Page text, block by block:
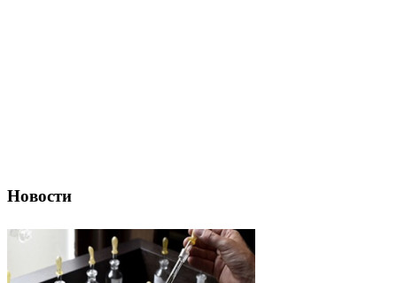
Новости